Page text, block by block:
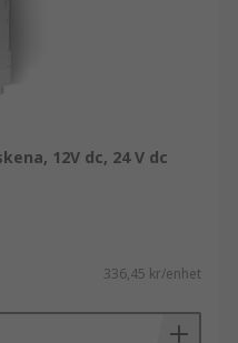
12V dc, 24 V dc
336,45 kr/enhet